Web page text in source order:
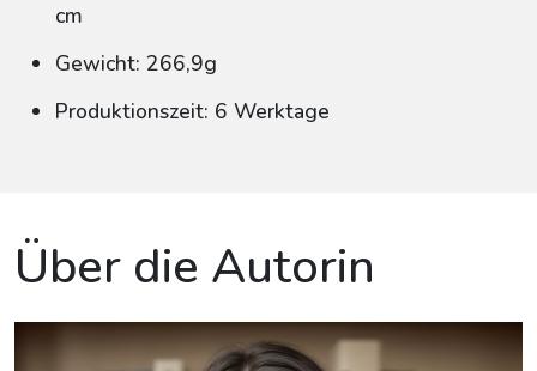
cm
Gewicht: 266,9g
Produktionszeit: 6 Werktage
Über die Autorin